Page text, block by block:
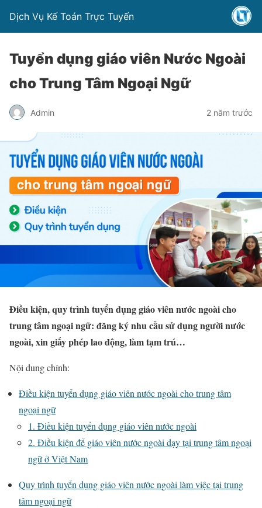
Dịch Vụ Kế Toán Trực Tuyến
Tuyển dụng giáo viên Nước Ngoài
cho Trung Tâm Ngoại Ngữ
Admin 2 năm trước
Điều kiện, quy trình tuyển dụng giáo viên nước ngoài cho
trung tâm ngoại ngữ: đăng ký nhu cầu sử dụng người nước
ngoài, xin giấy phép lao động, làm tạm trú…
Nội dung chính:
Điều kiện tuyển dụng giáo viên nước ngoài cho trung tâm
ngoại ngữ
1. Điều kiện tuyển dụng giáo viên nước ngoài
2. Điều kiện để giáo viên nước ngoài dạy tại trung tâm ngoại
ngữ ở Việt Nam
Quy trình tuyển dụng giáo viên nước ngoài làm việc tại trung
tâm ngoại ngữ